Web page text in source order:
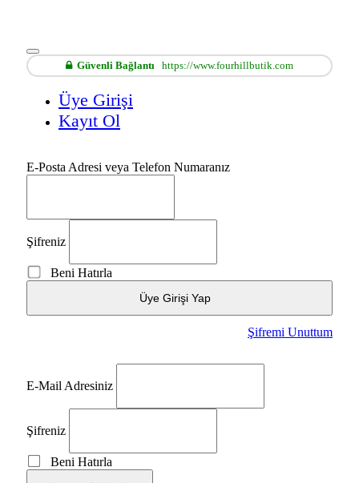
Güvenli Bağlantı https://www.fourhillbutik.com
Üye Girişi
Kayıt Ol
E-Posta Adresi veya Telefon Numaranız
Şifreniz
Beni Hatırla
Üye Girişi Yap
Şifremi Unuttum
E-Mail Adresiniz
Şifreniz
Beni Hatırla